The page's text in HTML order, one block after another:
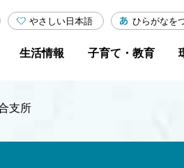
やさしい日本語 ひらがなを
生活情報 子育て・教育
支所